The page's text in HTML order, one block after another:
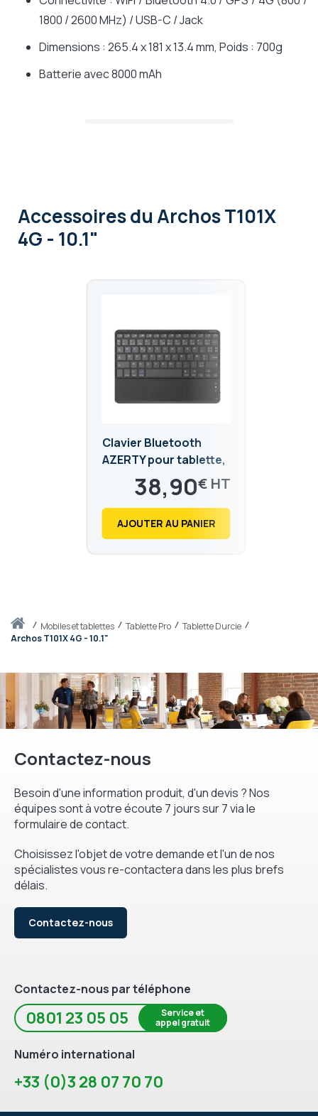
Accueilmobiles et tablettes Tablette Pro
Tablette Durcie
Archos T101X 4G - 10.1"
1800 / 2600 MHz) / USB-C / Jack
Dimensions : 265.4 x 181 x 13.4 mm, Poids : 700g
Batterie avec 8000 mAh
Accessoiresdu Archos T101X
4G - 10.1"
Clavier Bluetooth
AZERTY pour tablette,
smartphone et PC
(iOS, Windows,
Android)
38,90€
46,68
AJOUTER AU PANIER
Contactez-nous
Besoin d'une information produit, d'un devis ? Nos
équipes sont à votre écoute 7 jours sur 7 via le
formulaire de contact.
Choisissez l'objet de votre demande et l'un de nos
spécialistes vous re-contactera dans les plus brefs
délais.
Contactez-nous
Contactez-nous par téléphone
0801 23 05 05
Service et
appel gratuit
Numéro international
+33 (0)3 28 07 70 70